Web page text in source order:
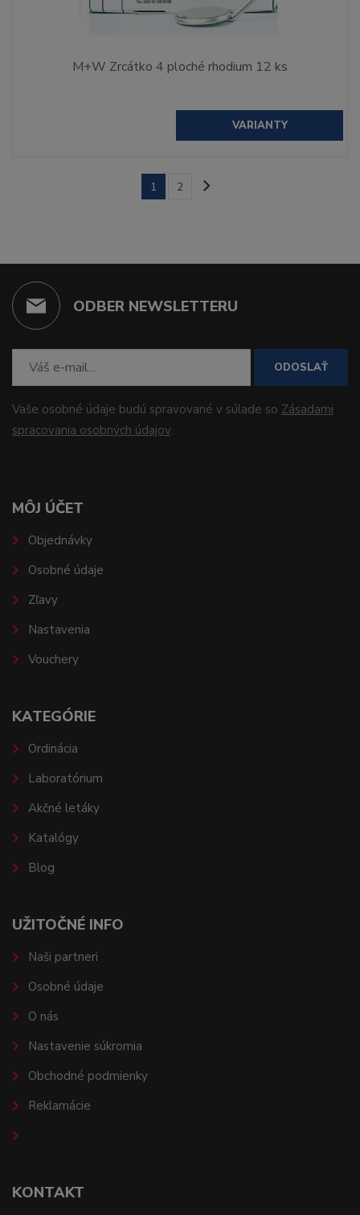
M+W Zrcátko 4 ploché rhodium 12 ks
VARIANTY
1 2
ODBER NEWSLETTERU
ODOSLAŤ
Vaše osobné údaje budú spravované v súlade so Zásadami
spracovania osobných údajov.
KONTAKT
MÔJ ÚČET
Objednávky
Osobné údaje
Zľavy
Nastavenia
Vouchery
KATEGÓRIE
Ordinácia
Laboratórium
Akčné letáky
Katalógy
Blog
UŽITOČNÉ INFO
Naši partneri
Osobné údaje
O nás
Nastavenie súkromia
Obchodné podmienky
Reklamácie